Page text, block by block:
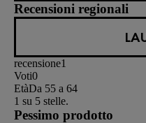
Recensioni regionali
recensione1
Voti0
EtàDa 55 a 64
1 su 5 stelle.
Pessimo prodotto